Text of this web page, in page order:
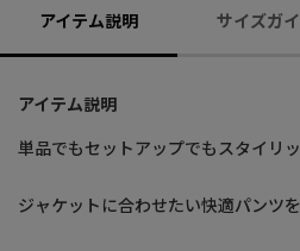
アイテム説明 サイズガ
アイテム説明
単品でもセットアップでもスタイリ
ジャケットに合わせたい快適パンツ